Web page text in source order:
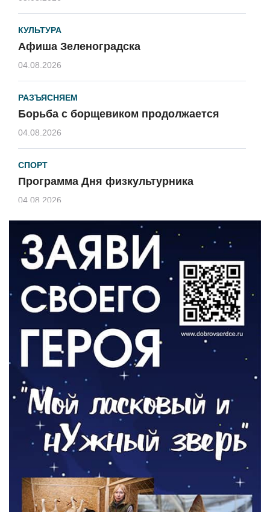
КУЛЬТУРА
Афиша Зеленоградска
04.08.2026
РАЗЪЯСНЯЕМ
Борьба с борщевиком продолжается
04.08.2026
СПОРТ
Программа Дня физкультурника
04.08.2026
ЗЕМЛЯКИ
«Мы радовались, так как видели
результат своего труда»
О ЧЕМ ПИСАЛА ГАЗЕТА
По страницам архивных газет
03.08.2026